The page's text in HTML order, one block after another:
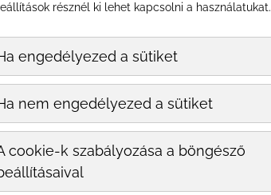
résznél ki lehet kapcsolni a használatukat.
engedélyezed a sütiket
nem engedélyezed a sütiket
cookie-k szabályozása a böngésző